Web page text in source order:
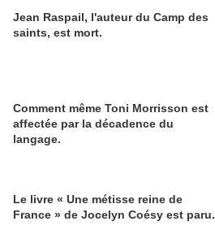
Jean Raspail, l'auteur du Camp des
saints, est mort.
Comment même Toni Morrisson est
affectée par la décadence du
langage.
Le livre « Une métisse reine de
France » de Jocelyn Coésy est paru.